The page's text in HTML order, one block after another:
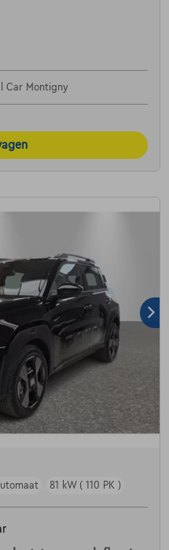
Car Montigny
81 kW ( 110 PK )